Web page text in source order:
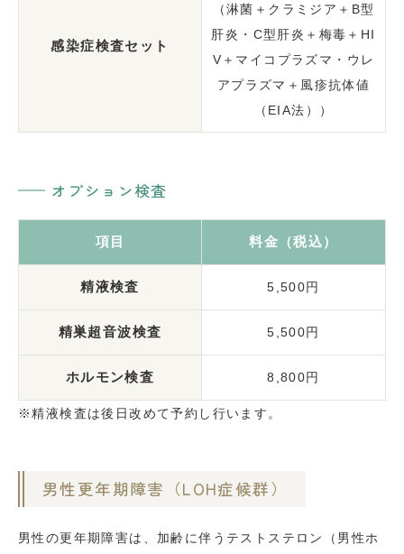
感染症検査セット
（淋菌＋クラミジア＋B型
肝炎・C型肝炎＋梅毒＋HI
V＋マイコプラズマ・ウレ
アプラズマ＋風疹抗体値
（EIA法））
オプション検査
項目 料金（税込）
精液検査 5,500円
精巣超音波検査 5,500円
ホルモン検査 8,800円
※精液検査は後日改めて予約し行います。
男性更年期障害（LOH症候群）
男性の更年期障害は、加齢に伴うテストステロン（男性ホ